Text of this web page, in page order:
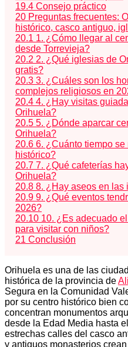
19.4 Consejo práctico
20 Preguntas frecuentes:
histórico, casco antiguo,
20.1 1. ¿Cómo llegar al
desde Torrevieja?
20.2 2. ¿Qué iglesias de
gratis?
20.3 3. ¿Cuáles son los
complejos religiosos en
20.4 4. ¿Hay visitas
Orihuela?
20.5 5. ¿Dónde aparcar
Orihuela?
20.6 6. ¿Cuánto tiempo
histórico?
20.7 7. ¿Qué cafeterías
Orihuela?
20.8 8. ¿Hay aseos en las
20.9 9. ¿Qué eventos
2026?
20.10 10. ¿Es adecuado
para visitar con niños?
21 Conclusión
Orihuela es una de las
histórica de la provincia de
Segura en la Comunidad
por su centro histórico bien
concentran monumentos
desde la Edad Media hasta
estrechas calles del casco
y antiguos monasterios